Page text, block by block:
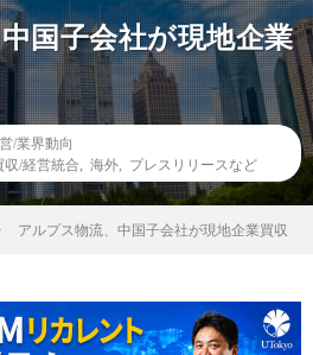
国子会社が現地企業
/業界動向
/経営統合 海外 プレスリリースなど
アルプス物流、中国子会社が現地企業買収